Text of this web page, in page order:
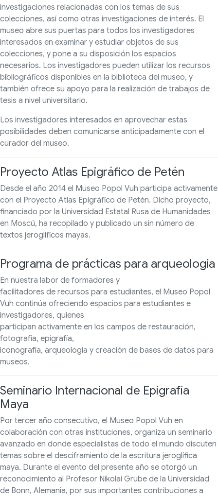
investigaciones relacionadas con los temas de sus
colecciones, así como otras investigaciones de interés. El
museo abre sus puertas para todos los investigadores
interesados en examinar y estudiar objetos de sus
colecciones, y pone a su disposición los espacios
necesarios. Los investigadores pueden utilizar los recursos
bibliográficos disponibles en la biblioteca del museo, y
también ofrece su apoyo para la realización de trabajos de
tesis a nivel universitario.
Los investigadores interesados en aprovechar estas
posibilidades deben comunicarse anticipadamente con el
curador del museo.
Proyecto Atlas Epigráfico de Petén
Desde el año 2014 el Museo Popol Vuh participa activamente
con el Proyecto Atlas Epigráfico de Petén. Dicho proyecto,
financiado por la Universidad Estatal Rusa de Humanidades
en Moscú, ha recopilado y publicado un sin número de
textos jeroglíficos mayas.
Programa de prácticas para arqueología
En nuestra labor de formadores y
facilitadores de recursos para estudiantes, el Museo Popol
Vuh continúa ofreciendo espacios para estudiantes e
investigadores, quienes
participan activamente en los campos de restauración,
fotografía, epigrafía,
iconografía, arqueología y creación de bases de datos para
museos.
Seminario Internacional de Epigrafía
Maya
Por tercer año consecutivo, el Museo Popol Vuh en
colaboración con otras instituciones, organiza un seminario
avanzado en donde especialistas de todo el mundo discuten
temas sobre el desciframiento de la escritura jeroglífica
maya. Durante el evento del presente año se otorgó un
reconocimiento al Profesor Nikolai Grube de la Universidad
de Bonn, Alemania, por sus importantes contribuciones a